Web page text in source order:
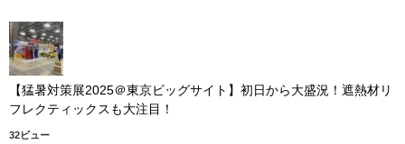
【猛暑対策展2025＠東京ビッグサイト】初日から大盛況！遮熱材リ
フレクティックスも大注目！
32ビュー